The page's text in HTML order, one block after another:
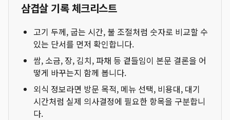
삼겹살 기록 체크리스트
고기 두께, 굽는 시간, 불 조절처럼 숫자로 비교할 수
있는 단서를 먼저 확인합니다.
쌈, 소금, 장, 김치, 파채 등 곁들임이 본문 결론을 어
떻게 바꾸는지 함께 봅니다.
외식 정보라면 방문 목적, 메뉴 선택, 비용대, 대기
시간처럼 실제 의사결정에 필요한 항목을 구분합니
다.